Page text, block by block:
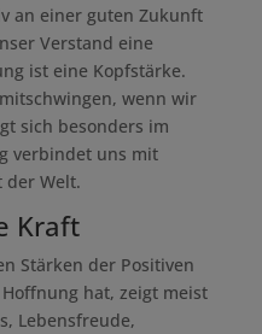
an einer guten Zukunft
Verstand eine
ist eine Kopfstärke.
wenn wir
sich besonders im
verbindet uns mit
der Welt.
Kraft
Stärken der Positiven
hat, zeigt meist
Lebensfreude,